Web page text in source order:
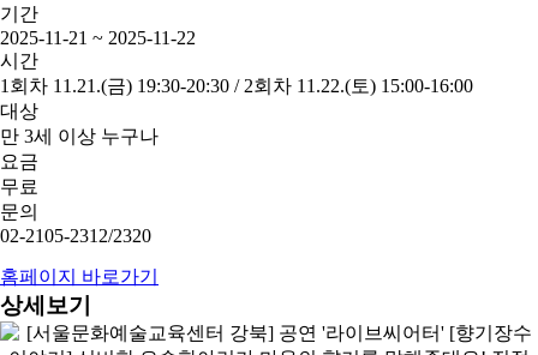
기간
2025-11-21 ~ 2025-11-22
시간
1회차 11.21.(금) 19:30-20:30 / 2회차 11.22.(토) 15:00-16:00
대상
만 3세 이상 누구나
요금
무료
문의
02-2105-2312/2320
홈페이지 바로가기
상세보기